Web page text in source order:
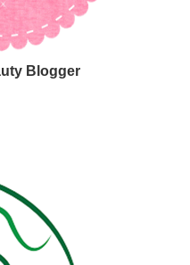
Blogger